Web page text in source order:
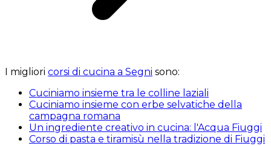
I migliori corsi di cucina a Segni sono:
Cuciniamo insieme tra le colline laziali
Cuciniamo insieme con erbe selvatiche della
campagna romana
Un ingrediente creativo in cucina: l'Acqua Fiuggi
Corso di pasta e tiramisù nella tradizione di Fiuggi